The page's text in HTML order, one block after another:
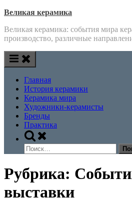
Skip
content
Великая керамика
Великая керамика: события мира
производство, различные
Главная
История керамики
Керамика мира
Художники-керамисты
Бренды
Практика
Toggle
search
form
Найти:
Рубрика:
выставки